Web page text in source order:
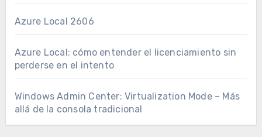
Azure Local 2606
Azure Local: cómo entender el licenciamiento sin
perderse en el intento
Windows Admin Center: Virtualization Mode – Más
allá de la consola tradicional